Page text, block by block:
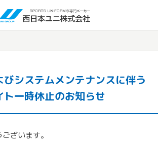
びシステムメンテナンスに伴う
ト一時休止のお知らせ
ざいます。